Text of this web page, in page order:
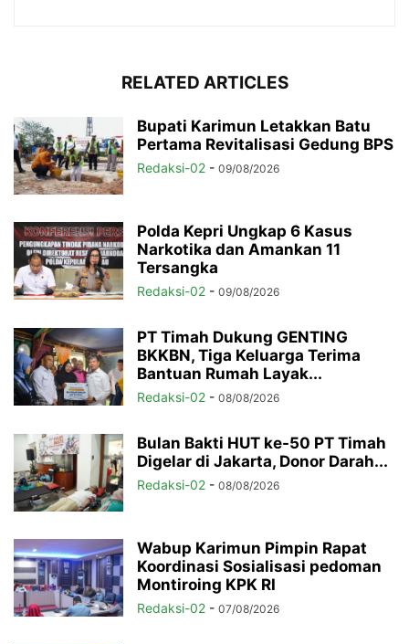
RELATED ARTICLES
Bupati Karimun Letakkan Batu
Pertama Revitalisasi Gedung BPS
Redaksi-02 - 09/08/2026
Polda Kepri Ungkap 6 Kasus
Narkotika dan Amankan 11
Tersangka
Redaksi-02 - 09/08/2026
PT Timah Dukung GENTING
BKKBN, Tiga Keluarga Terima
Bantuan Rumah Layak...
Redaksi-02 - 08/08/2026
Bulan Bakti HUT ke-50 PT Timah
Digelar di Jakarta, Donor Darah...
Redaksi-02 - 08/08/2026
Wabup Karimun Pimpin Rapat
Koordinasi Sosialisasi pedoman
Montiroing KPK RI
Redaksi-02 - 07/08/2026